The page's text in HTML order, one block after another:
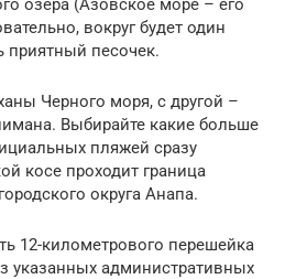
озера (Азовское море – его
вокруг будет один
приятный песочек.
Черного моря, с другой –
Выбирайте какие больше
пляжей сразу
косе проходит граница
округа Анапа.
12-километрового перешейка
указанных административных